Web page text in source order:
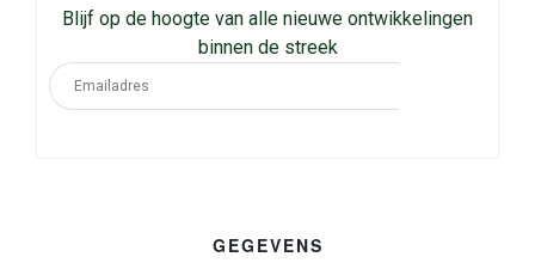
Blijf op de hoogte van alle nieuwe ontwikkelingen
binnen de streek
GEGEVENS